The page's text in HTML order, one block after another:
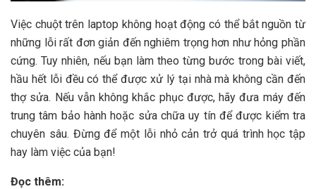
Việc chuột trên laptop không hoạt động có thể bắt nguồn từ
những lỗi rất đơn giản đến nghiêm trọng hơn như hỏng phần
cứng. Tuy nhiên, nếu bạn làm theo từng bước trong bài viết,
hầu hết lỗi đều có thể được xử lý tại nhà mà không cần đến
thợ sửa. Nếu vẫn không khắc phục được, hãy đưa máy đến
trung tâm bảo hành hoặc sửa chữa uy tín để được kiểm tra
chuyên sâu. Đừng để một lỗi nhỏ cản trở quá trình học tập
hay làm việc của bạn!
Đọc thêm: